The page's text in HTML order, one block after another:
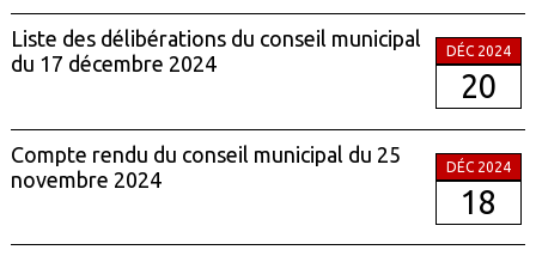
Liste des délibérations du conseil municipal
du 17 décembre 2024
DÉC 2024
20
Compte rendu du conseil municipal du 25
novembre 2024
DÉC 2024
18